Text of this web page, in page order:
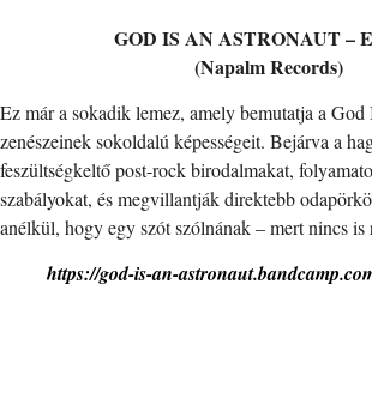
GOD IS AN ASTRONAUT –
(Napalm Records)
Ez már a sokadik lemez, amely bemutatja a
zenészeinek sokoldalú képességeit. Bejárva a
feszültségkeltő post-rock birodalmakat,
szabályokat, és megvillantják direktebb
anélkül, hogy egy szót szólnának – mert nincs is
https://god-is-an-